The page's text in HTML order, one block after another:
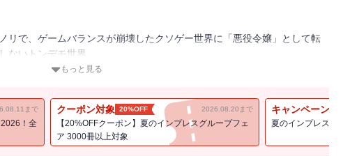
リで、ゲームバランスが崩壊したクソゲー世界に「悪役令嬢」として転
ないトンデモ世界。
、王子に避けられ少年騎士に嫌われ宰相の息子に叱られ、兄には「死ね
うするため、「悪役令嬢」が爆走する！
もっと見る
まで
2026！全
クーポン対象 20%OFF 2026.08.20まで
【20%OFFクーポン】夏のインプレスグループフェ
ア 3000冊以上対象
キャンペーン実
夏のインプレスグ